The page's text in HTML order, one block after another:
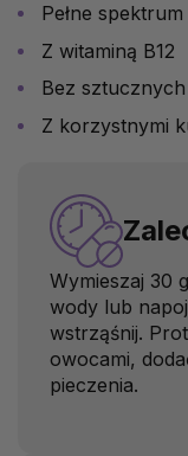
Pełne
Z witaminą B12
Bez
Z korzystnymi
Wymieszaj 30
wody lub
wstrząśnij.
owocami,
pieczenia.